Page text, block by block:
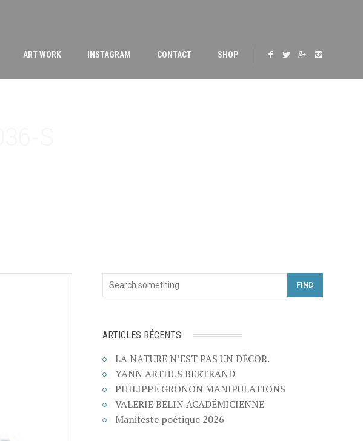
ART WORK INSTAGRAM CONTACT SHOP
FIND
ARTICLES RÉCENTS
LA NATURE N’EST PAS UN DÉCOR.
YANN ARTHUS BERTRAND
PHILIPPE GRONON MANIPULATIONS
VALERIE BELIN ACADÉMICIENNE
Manifeste poétique 2026